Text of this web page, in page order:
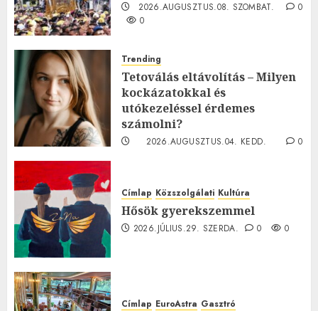
2026.AUGUSZTUS.08. SZOMBAT.
0
0
Trending
Tetoválás eltávolítás – Milyen
kockázatokkal és
utókezeléssel érdemes
számolni?
2026.AUGUSZTUS.04. KEDD.
0
Címlap Közszolgálati Kultúra
Hősök gyerekszemmel
2026.JÚLIUS.29. SZERDA. 0 0
Címlap EuroAstra Gasztró